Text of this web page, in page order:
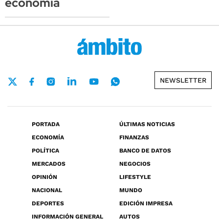
NEWSLETTER
PORTADA
ÚLTIMAS NOTICIAS
ECONOMÍA
FINANZAS
POLÍTICA
BANCO DE DATOS
MERCADOS
NEGOCIOS
OPINIÓN
LIFESTYLE
NACIONAL
MUNDO
DEPORTES
EDICIÓN IMPRESA
INFORMACIÓN GENERAL
AUTOS